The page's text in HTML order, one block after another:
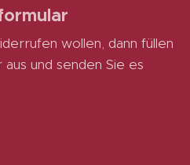
wollen, dann füllen
und senden Sie es